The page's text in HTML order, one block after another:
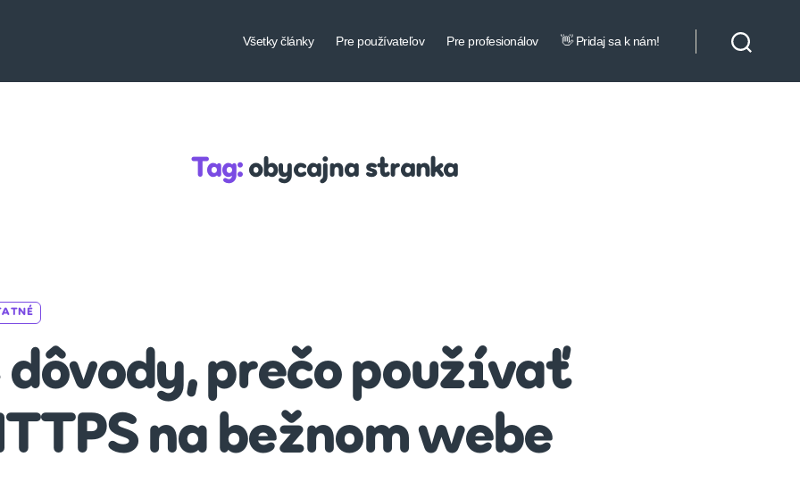
Všetky články Pre používateľov Pre profesionálov 👋 Pridaj sa k nám!
Tag: obycajna stranka
dôvody, prečo používať
na bežnom webe